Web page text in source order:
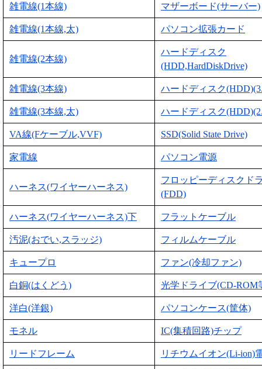
雑電線(1本線) マザーボード(サーバー)
雑電線(1本線,太) パソコン拡張カード
雑電線(2本線)
ハードディスク
(HDD,HardDiskDrive)
雑電線(3本線) ハードディスク
雑電線(3本線,太) ハードディスク
VA線(Fケーブル,VVF) SSD(Solid State Drive)
家電線 パソコン電源
ハーネス(ワイヤーハーネス)
フロッピーディスクド
(FDD)
ハーネス(ワイヤーハーネス)下 フラットケーブル
汚泥(おでい,スラッジ) フィルムケーブル
キュープロ ファン(冷却ファン)
白銅(はくどう) 光学ドライブ(CD-ROM
洋白(洋銀) パソコンケース(筐体)
モネル IC(集積回路)チップ
リードフレーム リチウムイオン(Li-ion)